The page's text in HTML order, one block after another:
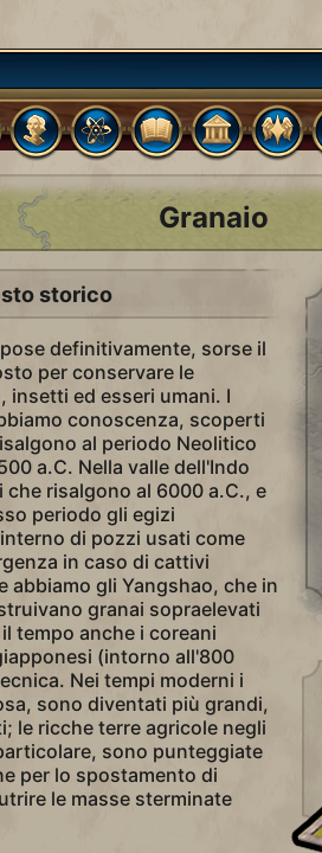
Granaio
storico
definitivamente, sorse il
per conservare le
insetti ed esseri umani. I
conoscenza, scoperti
al periodo Neolitico
a.C. Nella valle dell'Indo
risalgono al 6000 a.C., e
periodo gli egizi
di pozzi usati come
in caso di cattivi
abbiamo gli Yangshao, che in
granai sopraelevati
tempo anche i coreani
(intorno all'800
Nei tempi moderni i
sono diventati più grandi,
le ricche terre agricole negli
sono punteggiate
per lo spostamento di
le masse sterminate